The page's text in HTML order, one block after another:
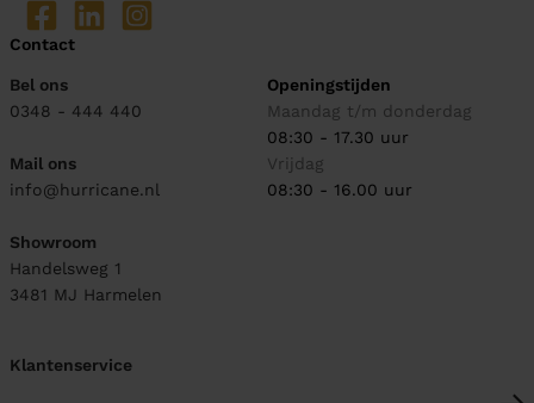
Contact
Bel ons
0348 - 444 440
Mail ons
info@hurricane.nl
Showroom
Handelsweg 1
3481 MJ Harmelen
Openingstijden
Maandag t/m donderdag
08:30 - 17.30 uur
Vrijdag
08:30 - 16.00 uur
Klantenservice